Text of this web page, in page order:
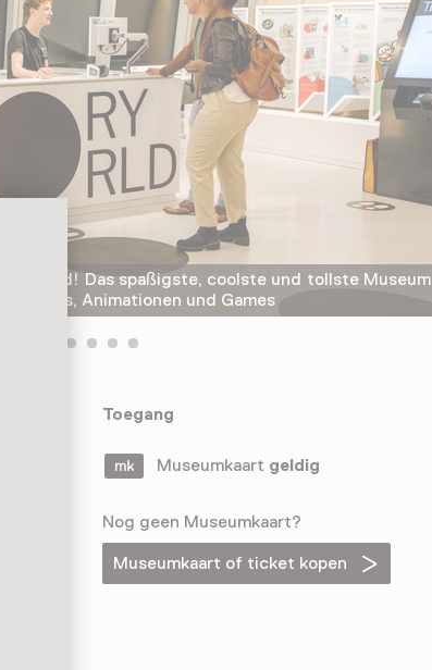
Das spaßigste, coolste und tollste Museum
Comics, Animationen und Games
Toegang
Museumkaart geldig
Nog geen Museumkaart?
Museumkaart of ticket kopen